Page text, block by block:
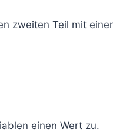
zweiten Teil mit
einen Wert zu.